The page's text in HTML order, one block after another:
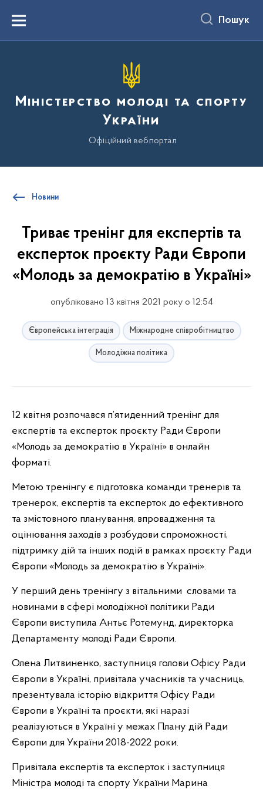
вмістуMenu Пошук
Міністерство молоді та спорту
України
Офіційний вебпортал
Новини
Триває тренінг для експертів та
експерток проєкту Ради Європи
«Молодь за демократію в Україні»
опубліковано 13 квітня 2021 року о 12:54
Європейська інтеграція Міжнародне співробітництво
Молодіжна політика
12 квітня розпочався п’ятиденний тренінг для
експертів та експерток проєкту Ради Європи
«Молодь за демократію в Україні» в онлайн
форматі.
Метою тренінгу є підготовка команди тренерів та
тренерок, експертів та експерток до ефективного
та змістовного планування, впровадження та
оцінювання заходів з розбудови спроможності,
підтримку дій та інших подій в рамках проєкту Ради
Європи «Молодь за демократію в Україні».
У перший день тренінгу з вітальними словами та
новинами в сфері молодіжної політики Ради
Європи виступила Антьє Ротемунд, директорка
Департаменту молоді Ради Європи.
Олена Литвиненко, заступниця голови Офісу Ради
Європи в Україні, привітала учасників та учасниць,
презентувала історію відкриття Офісу Ради
Європи в Україні та проєкти, які наразі
реалізуються в Україні у межах Плану дій Ради
Європи для України 2018-2022 роки.
Привітала експертів та експерток і заступниця
Міністра молоді та спорту України Марина